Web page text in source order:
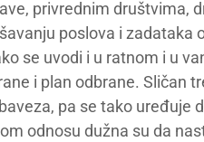
privrednim društvima,
poslova i zadataka
se uvodi i u ratnom i u
i plan odbrane. Sličan
pa se tako uređuje
odnosu dužna su da